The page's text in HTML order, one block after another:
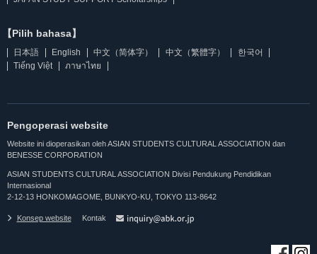
【Pilih bahasa】
日本語 English 中文（简体字） 中文（繁體字）
한국어
Tiếng Việt
ภาษาไทย
Pengoperasi website
Website ini dioperasikan oleh ASIAN STUDENTS CULTURAL ASSOCIATION dan
BENESSE CORPORATION
ASIAN STUDENTS CULTURAL ASSOCIATION Divisi Pendukung Pendidikan
Internasional
2-12-13 HONKOMAGOME, BUNKYO-KU, TOKYO 113-8642
Konsep website Kontak